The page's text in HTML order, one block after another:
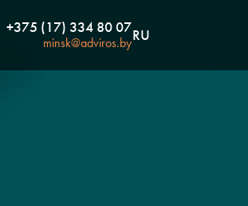
+375 (17) 334 80 07
minsk@adviros.byRU